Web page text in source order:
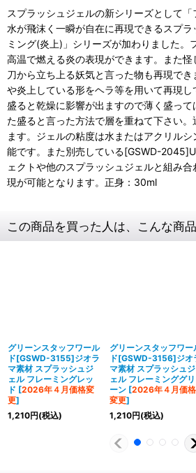
スプラッシュジェルの新シリーズとして「
水が飛沫く一瞬が自在に再現できるスプ
ミング(炎上)」シリーズが加わりました。
高温で燃える炎の表現ができます。また怪
刀から立ち上る妖気と言った物も再現で
や炎上している形をヘラ等を用いて再現し
盛ると乾燥に影響が出ますので薄く盛って
た盛ると言った方法で層を重ねて下さい
ます。ジェルの粘度は水またはアクリル
能です。また別売している[GSWD-
ェクトや他のスプラッシュジェルと組み
現が可能となります。正身：30ml
この商品を買った人は、こんな商
グリーンスタッフワール
ド[GSWD-3155]ジオラ
マ素材 スプラッシュジ
ェル フレーミングレッ
ド [2026年４月価格変
更]
1,210円(税込)
グリーンスタッフワー
ド[GSWD-3156]ジオ
マ素材 スプラッシュジ
ェル フレーミンググリ
ーン [2026年４月価格
変更]
1,210円(税込)